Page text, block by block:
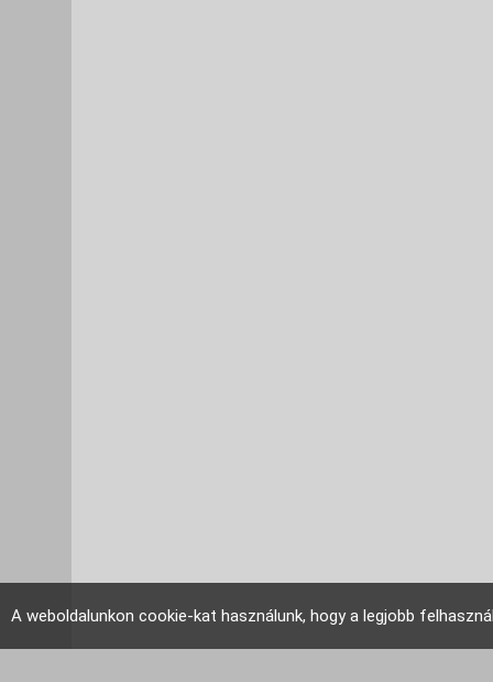
A weboldalunkon cookie-kat használunk, hogy a legjobb